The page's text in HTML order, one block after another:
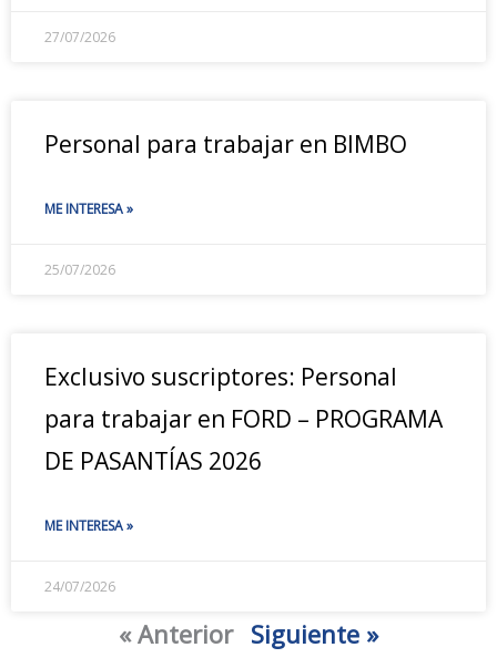
27/07/2026
Personal para trabajar en BIMBO
ME INTERESA »
25/07/2026
Exclusivo suscriptores: Personal
para trabajar en FORD – PROGRAMA
DE PASANTÍAS 2026
ME INTERESA »
24/07/2026
« Anterior Siguiente »